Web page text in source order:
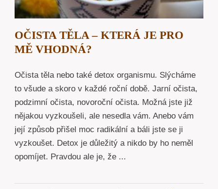
OČISTA TĚLA – KTERÁ JE PRO
MĚ VHODNÁ?
Očista těla nebo také detox organismu. Slýcháme
to všude a skoro v každé roční době. Jarní očista,
podzimní očista, novoroční očista. Možná jste již
nějakou vyzkoušeli, ale nesedla vám. Anebo vám
její způsob přišel moc radikální a báli jste se ji
vyzkoušet. Detox je důležitý a nikdo by ho neměl
opomíjet. Pravdou ale je, že ...